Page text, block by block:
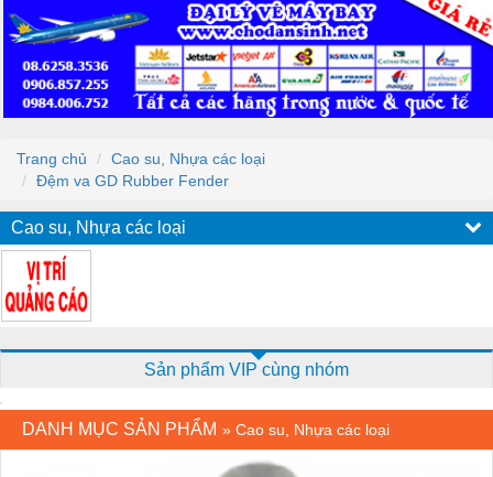
Trang chủ
Cao su, Nhựa các loại
Đệm va GD Rubber Fender
Cao su, Nhựa các loại
Sản phẩm VIP cùng nhóm
DANH MỤC SẢN PHẨM » Cao su, Nhựa các loại